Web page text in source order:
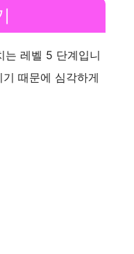
는 레벨 5 단계입니
때문에 심각하게